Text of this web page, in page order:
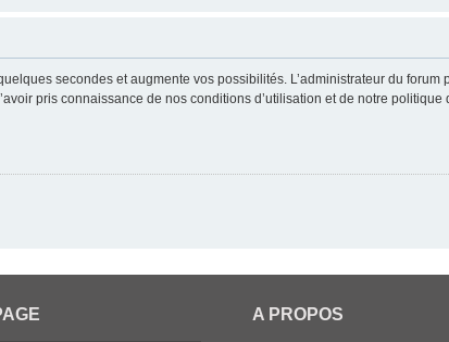
secondes et augmente vos possibilités. L’administrateur du
pris connaissance de nos conditions d’utilisation et de notre
A PROPOS